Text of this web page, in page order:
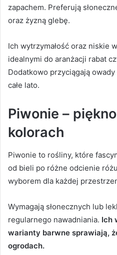
zapachem. Preferują
oraz żyzną glebę.
Ich wytrzymałość oraz niskie
idealnymi do aranżacji rabat
Dodatkowo przyciągają
całe lato.
Piwonie –
kolorach
Piwonie to rośliny, które
od bieli po różne odcienie
wyborem dla każdej
Wymagają słonecznych lub
regularnego nawadniania. Ich
warianty barwne sprawiają,
ogrodach.